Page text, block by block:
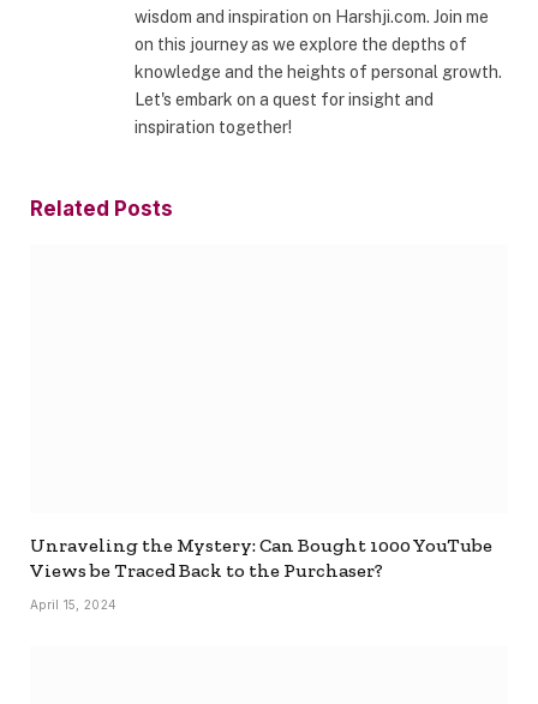
wisdom and inspiration on Harshji.com. Join me
on this journey as we explore the depths of
knowledge and the heights of personal growth.
Let's embark on a quest for insight and
inspiration together!
Related Posts
Unraveling the Mystery: Can Bought 1000 YouTube
Views be Traced Back to the Purchaser?
April 15, 2024